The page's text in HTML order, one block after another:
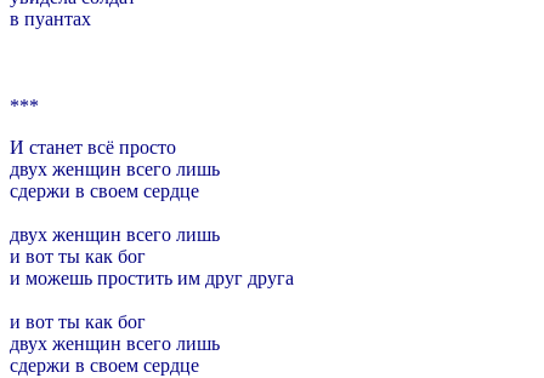
в пуантах
***
И станет всё просто
двух женщин всего лишь
сдержи в своем сердце
двух женщин всего лишь
и вот ты как бог
и можешь простить им друг друга
и вот ты как бог
двух женщин всего лишь
сдержи в своем сердце